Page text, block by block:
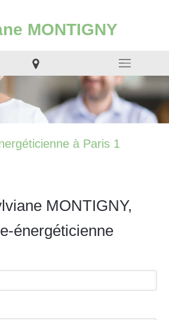
MONTIGNY
à Paris 1
MONTIGNY,
énergéticienne